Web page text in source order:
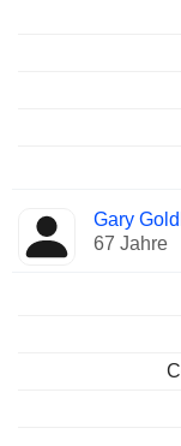
Gary
67 Jahre